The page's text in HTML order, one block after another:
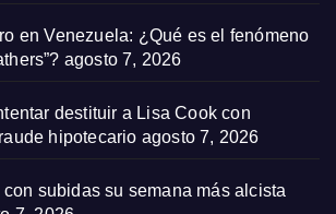
en Venezuela: ¿Qué es el fenómeno
agosto 7, 2026
destituir a Lisa Cook con
hipotecario agosto 7, 2026
subidas su semana más alcista